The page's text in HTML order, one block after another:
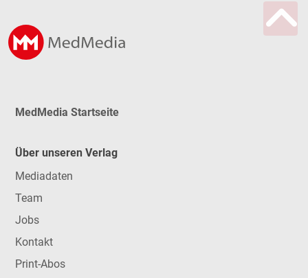
MedMedia Startseite
Über unseren Verlag
Mediadaten
Team
Jobs
Kontakt
Print-Abos